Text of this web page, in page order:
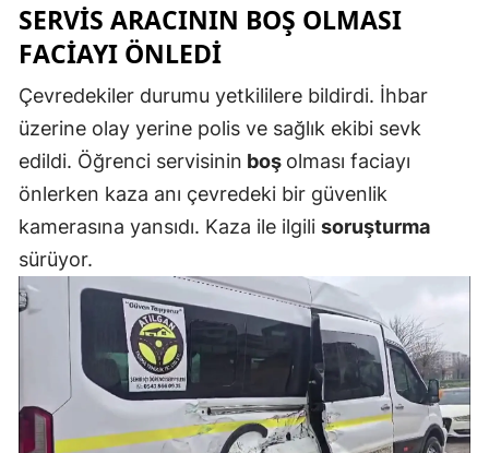
Isparta
İstanbul
Kastamonu
Kırklareli
Kırşehir
Kocaeli
SERVIS ARACININ BOŞ OLMASI
FACIAYI ÖNLEDI
Çevredekiler durumu yetkililere bildirdi. İhbar
üzerine olay yerine polis ve sağlık ekibi sevk
edildi. Öğrenci servisinin boş olması faciayı
önlerken kaza anı çevredeki bir güvenlik
kamerasına yansıdı. Kaza ile ilgili soruşturma
sürüyor.